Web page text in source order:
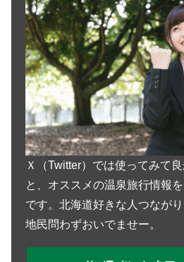
Ｘ（Twitter）では使ってみて
と、オススメの温泉旅行情報
です。北海道好きな人つなが
地民問わずおいでませー。